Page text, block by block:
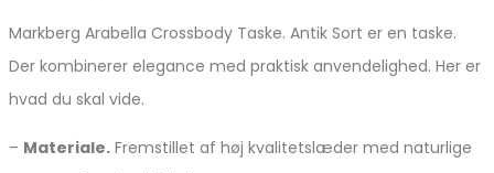
Markberg Arabella Crossbody Taske. Antik Sort er en taske.
Der kombinerer elegance med praktisk anvendelighed. Her er
hvad du skal vide.
– Materiale. Fremstillet af høj kvalitetslæder med naturlige